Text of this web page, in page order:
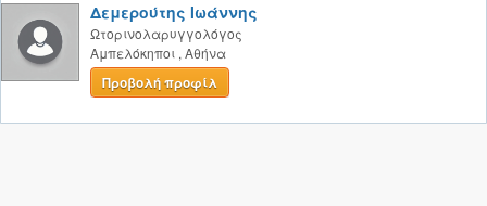
Δεμερούτης Ιωάννης
Ωτορινολαρυγγολόγος
Αμπελόκηποι , Αθήνα
Προβολή προφίλ